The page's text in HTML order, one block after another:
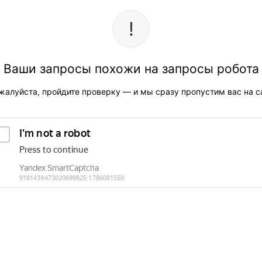
Ваши запросы похожи на запросы робота
пройдите проверку — и мы сразу пропустим вас на